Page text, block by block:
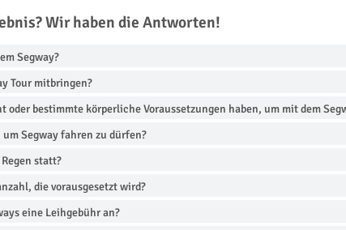
Wir haben die Antworten!
Segway?
Tour mitbringen?
oder bestimmte körperliche Voraussetzungen haben, um mit dem
Segway fahren zu dürfen?
statt?
die vorausgesetzt wird?
eine Leihgebühr an?